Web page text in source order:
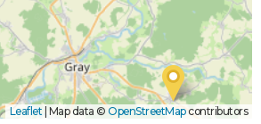
Leaflet Map data © OpenStreetMapcontributors